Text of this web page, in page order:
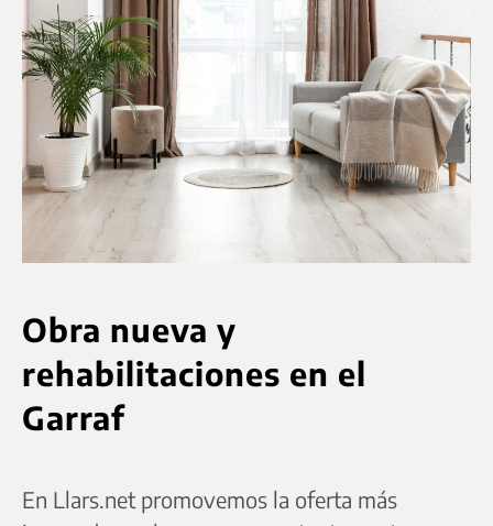
Obra nueva y
rehabilitaciones en el
Garraf
En Llars.net promovemos la oferta más